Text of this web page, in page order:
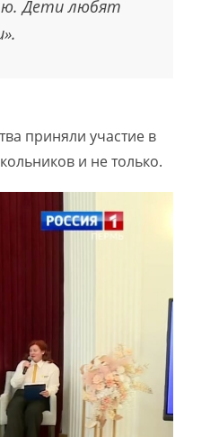
Дети любят
приняли участие в
и не только.